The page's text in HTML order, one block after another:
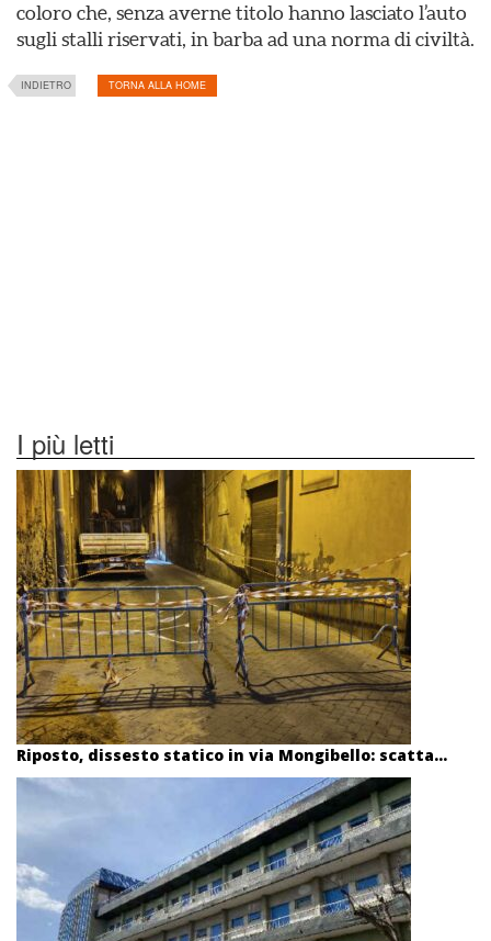
coloro che, senza averne titolo hanno lasciato l’auto
sugli stalli riservati, in barba ad una norma di civiltà.
INDIETRO TORNA ALLA HOME
I più letti
Riposto, dissesto statico in via Mongibello: scatta...